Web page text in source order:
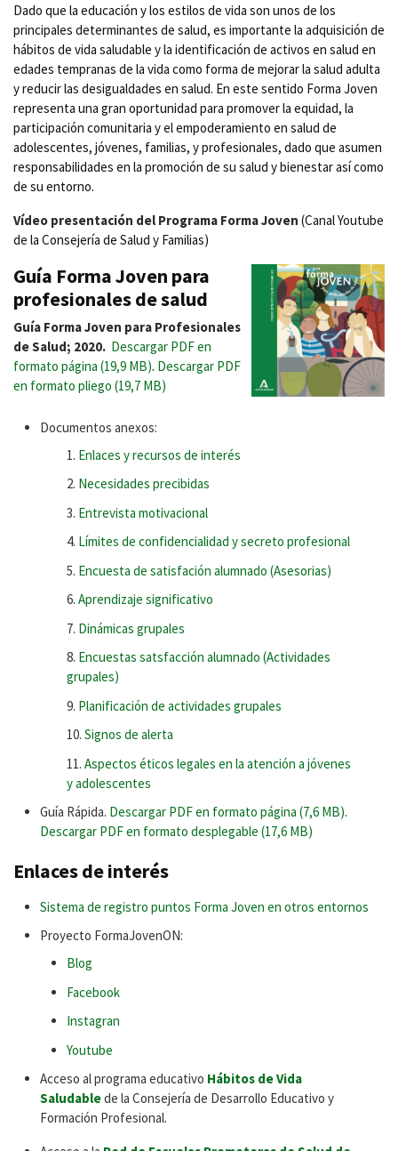
Dado que la educación y los estilos de vida son unos de los
principales determinantes de salud, es importante la adquisición de
hábitos de vida saludable y la identificación de activos en salud en
edades tempranas de la vida como forma de mejorar la salud adulta
y reducir las desigualdades en salud. En este sentido Forma Joven
representa una gran oportunidad para promover la equidad, la
participación comunitaria y el empoderamiento en salud de
adolescentes, jóvenes, familias, y profesionales, dado que asumen
responsabilidades en la promoción de su salud y bienestar así como
de su entorno.
Vídeo presentación del Programa Forma Joven (Canal Youtube
de la Consejería de Salud y Familias)
Guía Forma Joven para
profesionales de salud
Guía Forma Joven para Profesionales
de Salud; 2020. Descargar PDF en
formato página (19,9 MB). Descargar PDF
en formato pliego (19,7 MB)
Documentos anexos:
Enlaces y recursos de interés
Necesidades precibidas
Entrevista motivacional
Límites de confidencialidad y secreto profesional
Encuesta de satisfación alumnado (Asesorias)
Aprendizaje significativo
Dinámicas grupales
Encuestas satsfacción alumnado (Actividades
grupales)
Planificación de actividades grupales
Signos de alerta
Aspectos éticos legales en la atención a jóvenes
y adolescentes
Guía Rápida. Descargar PDF en formato página (7,6 MB).
Descargar PDF en formato desplegable (17,6 MB)
Enlaces de interés
Sistema de registro puntos Forma Joven en otros entornos
Proyecto FormaJovenON:
Blog
Facebook
Instagran
Youtube
Acceso al programa educativo Hábitos de Vida
Saludablede la Consejería de Desarrollo Educativo y
Formación Profesional.